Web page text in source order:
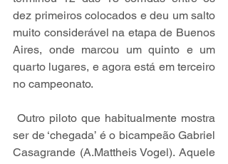
dez primeiros colocados e deu um salto
muito considerável na etapa de Buenos
Aires, onde marcou um quinto e um
quarto lugares, e agora está em terceiro
no campeonato.
ser de ‘chegada’ é o bicampeão Gabriel
Casagrande (A.Mattheis Vogel). Aquele